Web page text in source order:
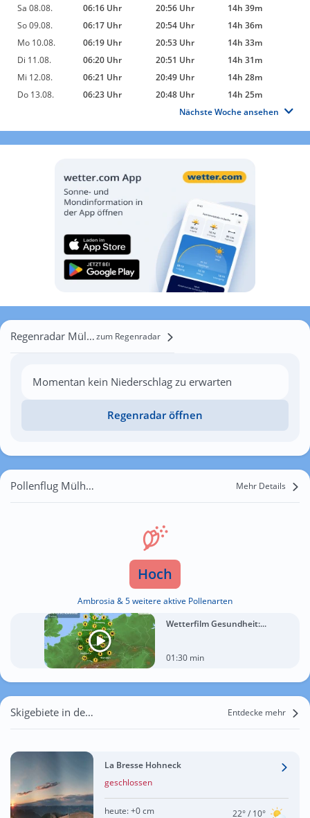
Sa 08.08.
06:16 Uhr 20:56 Uhr
14h 39m
So 09.08.
06:17 Uhr 20:54 Uhr
14h 36m
Mo 10.08.
06:19 Uhr 20:53 Uhr
14h 33m
Di 11.08.
06:20 Uhr 20:51 Uhr
14h 31m
Mi 12.08.
06:21 Uhr 20:49 Uhr
14h 28m
Do 13.08.
06:23 Uhr 20:48 Uhr
14h 25m
Nächste Woche ansehen
Regenradar Mülhausenzum Regenradar
Momentan kein Niederschlag zu erwarten
Regenradar öffnen
Pollenflug Mülhausen Mehr Details
Hoch
Ambrosia & 5 weitere aktive Pollenarten
Wetterfilm Gesundheit:...
01:30 min
Skigebiete in der Nähe von Mülhausen Entdecke mehr
La Bresse Hohneck
geschlossen
heute:+0 cm 22°/ 10°